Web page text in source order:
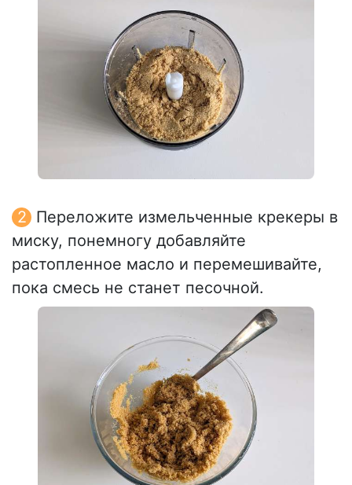
Переложите измельченные крекеры в
миску, понемногу добавляйте
растопленное масло и перемешивайте,
пока смесь не станет песочной.